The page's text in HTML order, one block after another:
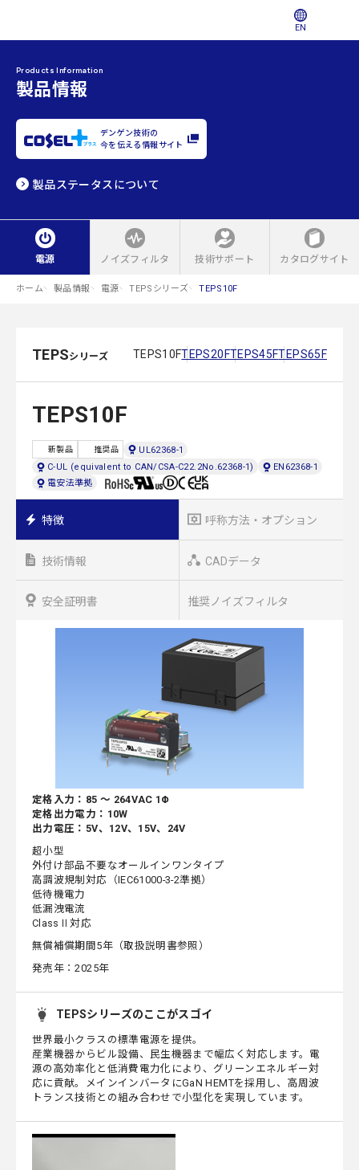
EN
Products Information
製品情報
デンゲン技術の
今を伝える情報サイト
製品ステータスについて
電源 ノイズフィルタ 技術サポート カタログサイト
ホーム 製品情報 電源 TEPSシリーズ TEPS10F
TEPSシリーズ TEPS10FTEPS20FTEPS45FTEPS65F
TEPS10F
新製品 推奨品
UL62368-1
C-UL (equivalent to CAN/CSA-C22.2No.62368-1)
EN62368-1
電安法準拠
特徴 呼称方法・オプション
技術情報 CADデータ
安全証明書 推奨ノイズフィルタ
定格入力：85 ～ 264VAC 1Φ
定格出力電力：10W
出力電圧：5V、12V、15V、24V
超小型
外付け部品不要なオールインワンタイプ
高調波規制対応（IEC61000-3-2準拠）
低待機電力
低漏洩電流
ClassⅡ対応
無償補償期間5年（取扱説明書参照）
発売年：2025年
TEPSシリーズのここがスゴイ
世界最小クラスの標準電源を提供。
産業機器からビル設備、民生機器まで幅広く対応します。電
源の高効率化と低消費電力化により、グリーンエネルギー対
応に貢献。メインインバータにGaN HEMTを採用し、高周波
トランス技術との組み合わせで小型化を実現しています。